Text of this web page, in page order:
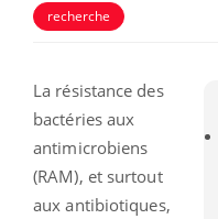
recherche
La résistance des
bactéries aux
antimicrobiens
(RAM), et surtout
aux antibiotiques,